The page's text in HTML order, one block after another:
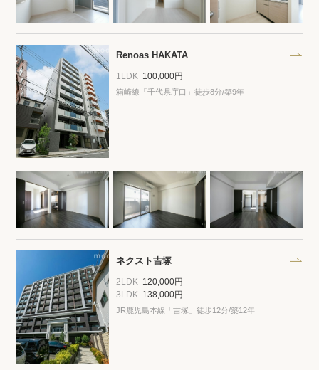
Renoas HAKATA
1LDK 100,000円
箱崎線「千代県庁口」徒歩8分/築9年
ネクスト吉塚
2LDK 120,000円
3LDK 138,000円
JR鹿児島本線「吉塚」徒歩12分/築12年